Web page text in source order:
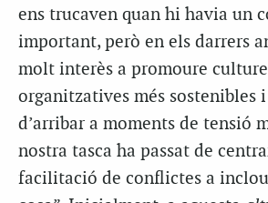
ens trucaven quan hi havia un
important, però en els darrers
molt interès a promoure
organitzatives més sostenibles
d’arribar a moments de tensió
nostra tasca ha passat de
facilitació de conflictes a